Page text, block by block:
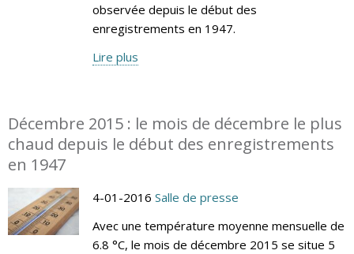
observée depuis le début des
enregistrements en 1947.
Lire plus
Décembre 2015 : le mois de décembre le plus
chaud depuis le début des enregistrements
en 1947
4-01-2016 Salle de presse
Avec une température moyenne mensuelle de
6.8 °C, le mois de décembre 2015 se situe 5